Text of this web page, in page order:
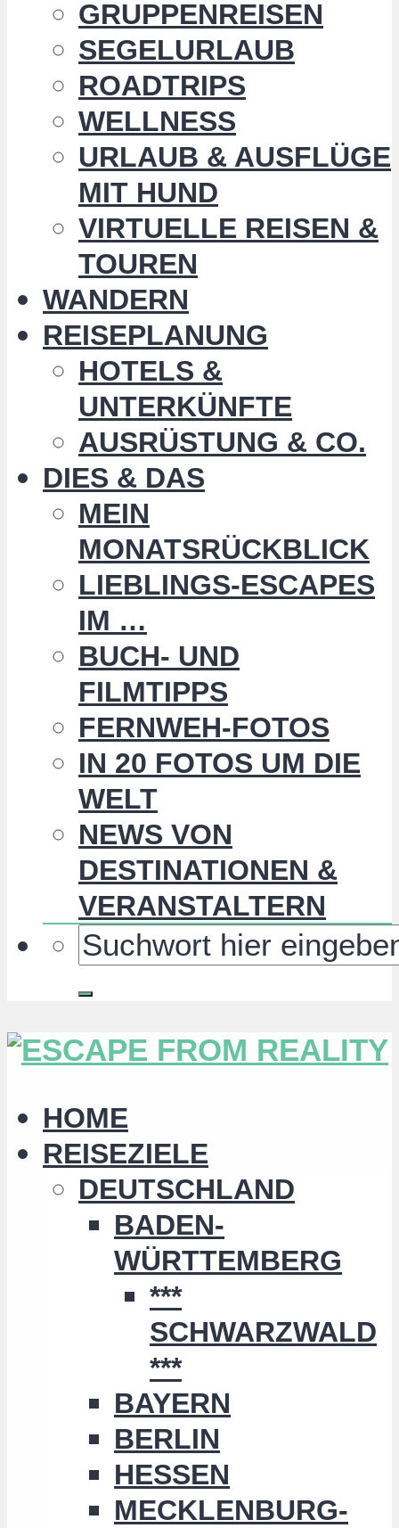
GRUPPENREISEN
SEGELURLAUB
ROADTRIPS
WELLNESS
URLAUB & AUSFLÜGE
MIT HUND
VIRTUELLE REISEN &
TOUREN
WANDERN
REISEPLANUNG
HOTELS &
UNTERKÜNFTE
AUSRÜSTUNG & CO.
DIES & DAS
MEIN
MONATSRÜCKBLICK
LIEBLINGS-ESCAPES
IM …
BUCH- UND
FILMTIPPS
FERNWEH-FOTOS
IN 20 FOTOS UM DIE
WELT
NEWS VON
DESTINATIONEN &
VERANSTALTERN
HOME
REISEZIELE
DEUTSCHLAND
BADEN-
WÜRTTEMBERG
***
SCHWARZWALD
***
BAYERN
BERLIN
HESSEN
MECKLENBURG-